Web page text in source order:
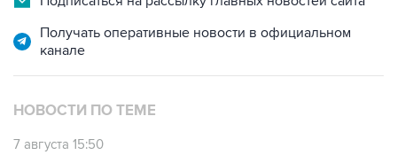
Получать оперативные новости в официальном
канале
НОВОСТИ ПО ТЕМЕ
7 августа 15:50